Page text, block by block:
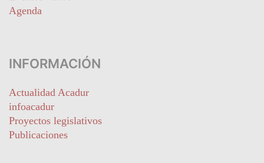
Agenda
INFORMACIÓN
Actualidad Acadur
infoacadur
Proyectos legislativos
Publicaciones